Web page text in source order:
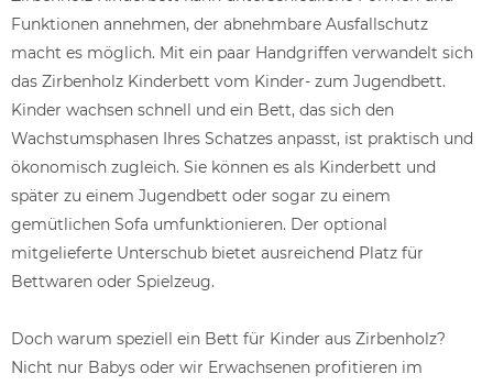
Funktionen annehmen, der abnehmbare Ausfallschutz
macht es möglich. Mit ein paar Handgriffen verwandelt sich
das Zirbenholz Kinderbett vom Kinder- zum Jugendbett.
Kinder wachsen schnell und ein Bett, das sich den
Wachstumsphasen Ihres Schatzes anpasst, ist praktisch und
ökonomisch zugleich. Sie können es als Kinderbett und
später zu einem Jugendbett oder sogar zu einem
gemütlichen Sofa umfunktionieren. Der optional
mitgelieferte Unterschub bietet ausreichend Platz für
Bettwaren oder Spielzeug.
Doch warum speziell ein Bett für Kinder aus Zirbenholz?
Nicht nur Babys oder wir Erwachsenen profitieren im